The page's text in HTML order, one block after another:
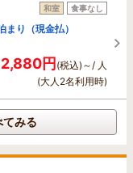
和室 食事なし
り（現金払）
2,880円(税込)～/ 人
(大人2名利用時)
みる